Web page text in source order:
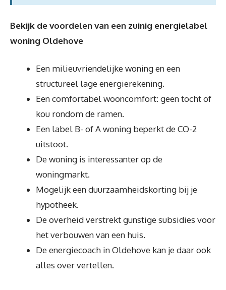
Bekijk de voordelen van een zuinig energielabel
woning Oldehove
Een milieuvriendelijke woning en een
structureel lage energierekening.
Een comfortabel wooncomfort: geen tocht of
kou rondom de ramen.
Een label B- of A woning beperkt de CO-2
uitstoot.
De woning is interessanter op de
woningmarkt.
Mogelijk een duurzaamheidskorting bij je
hypotheek.
De overheid verstrekt gunstige subsidies voor
het verbouwen van een huis.
De energiecoach in Oldehove kan je daar ook
alles over vertellen.